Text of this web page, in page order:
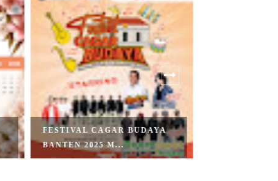
FESTIVAL CAGAR BUDAYA
BANTEN 2025 M...